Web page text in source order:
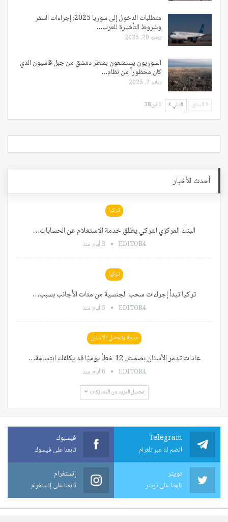
متطلبات الدخول إلى سوريا 2025: إجراءات السفر
وشروط التأشيرة للعرب…
يونيو 20, 2025
السوريون يستمتعون بمنظر دمشق من جبل قاسيون الذي
كان محظوراً من نظام…
يناير 2, 2025
السابق التالي 1 من 38
أحدث الأخبار
تركيا
البنك المركزي التركي يطلق خدمة الاستعلام عن الحسابات…
EDITOR4 3 أيام منذ
تركيا
تركيا تبدأ إجراءات سحب الجنسية من مئات الأجانب بسبب…
EDITOR4 5 أيام منذ
صحة وتجميل الأسنان
عادات تدمر الأسنان بصمت.. 12 خطأ يوميًا قد يكلفك ابتسامة…
EDITOR4 6 أيام منذ
تحميل المزيد من المشاركات
Telegram
انضم لنا عبر تلغرام
فيسبوك
تابعنا على فيسوك
تويتر
تابعنا على تويتر
إنستغرام
تابعنا على إنستغرام